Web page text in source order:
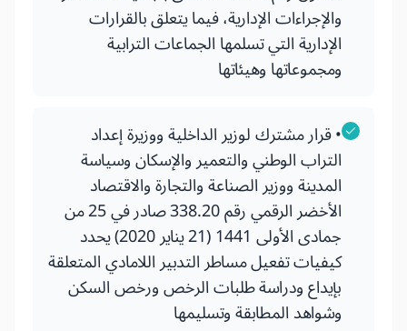
والإجراءات الإدارية، فيما يتعلق بالقرارات
الإدارية التي تسلمها الجماعات الترابية
ومجموعاتها وهيئاتها
• قرار مشترك لوزير الداخلية ووزيرة إعداد
التراب الوطني والتعمير والإسكان وسياسة
المدينة ووزير الصناعة والتجارة والاقتصاد
الأخضر الرقمي رقم 338.20 صادر في 25 من
جمادى الأولى 1441 (21 يناير 2020) يحدد
كيفيات تفعيل مساطر التدبير اللامادي المتعلقة
بإيداع ودراسة طلبات الرخص ورخص السكن
وشواهد المطابقة وتسليمها